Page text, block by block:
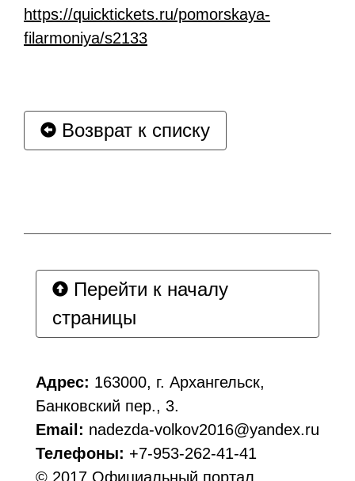
https://quicktickets.ru/pomorskaya-
filarmoniya/s2133
Возврат к списку
Перейти к началу
страницы
Адрес: 163000, г. Архангельск,
Банковский пер., 3.
Email: nadezda-volkov2016@yandex.ru
Телефоны: +7-953-262-41-41
© 2017 Официальный портал